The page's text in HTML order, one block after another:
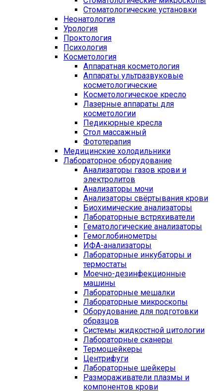
Стоматологические установки
Неонатология
Урология
Проктология
Психология
Косметология
Аппаратная косметология
Аппараты ультразвуковые
косметологические
Косметологическое кресло
Лазерные аппараты для
косметологии
Педикюрные кресла
Стол массажный
Фототерапия
Медицинские холодильники
Лабораторное оборудование
Анализаторы газов крови и
электролитов
Анализаторы мочи
Анализаторы свёртывания крови
Биохимические анализаторы
Лабораторные встряхиватели
Гематологические анализаторы
Гемоглобинометры
ИФА-анализаторы
Лабораторные инкубаторы и
термостаты
Моечно-дезинфекционные
машины
Лабораторные мешалки
Лабораторные микроскопы
Оборудование для подготовки
образцов
Системы жидкостной цитологии
Лабораторные сканеры
Термошейкеры
Центрифуги
Лабораторные шейкеры
Размораживатели плазмы и
компонентов крови